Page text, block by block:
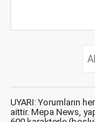
UYARI: Yorumların
aittir. Mepa News,